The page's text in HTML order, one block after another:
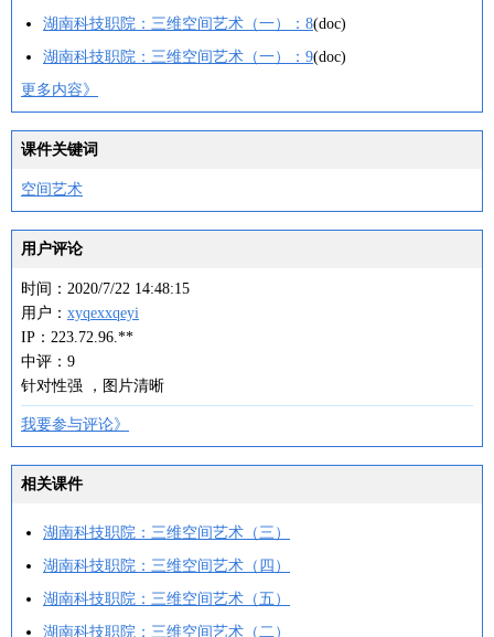
湖南科技职院：三维空间艺术（一）：8(doc)
湖南科技职院：三维空间艺术（一）：9(doc)
更多内容》
课件关键词
空间艺术
用户评论
时间：2020/7/22 14:48:15
用户： xyqexxqeyi
IP：223.72.96.**
中评：9
针对性强 ，图片清晰
我要参与评论》
相关课件
湖南科技职院：三维空间艺术（三）
湖南科技职院：三维空间艺术（四）
湖南科技职院：三维空间艺术（五）
湖南科技职院：三维空间艺术（二）